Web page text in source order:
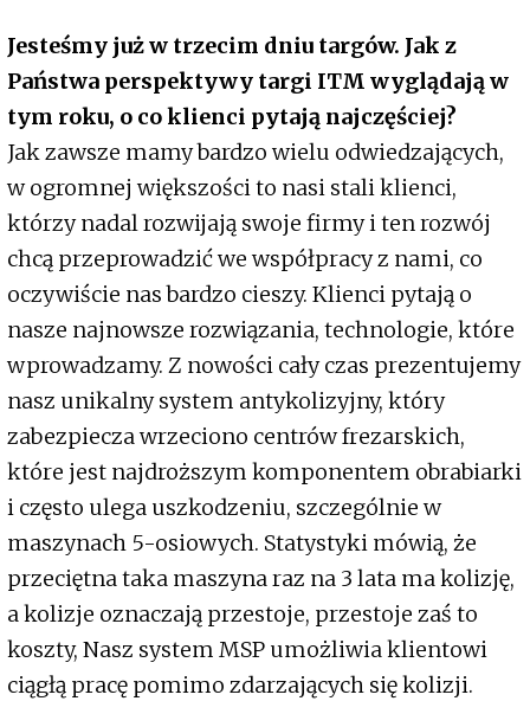
Jesteśmy już w trzecim dniu targów. Jak z
Państwa perspektywy targi ITM wyglądają w
tym roku, o co klienci pytają najczęściej?
Jak zawsze mamy bardzo wielu odwiedzających,
w ogromnej większości to nasi stali klienci,
którzy nadal rozwijają swoje firmy i ten rozwój
chcą przeprowadzić we współpracy z nami, co
oczywiście nas bardzo cieszy. Klienci pytają o
nasze najnowsze rozwiązania, technologie, które
wprowadzamy. Z nowości cały czas prezentujemy
nasz unikalny system antykolizyjny, który
zabezpiecza wrzeciono centrów frezarskich,
które jest najdroższym komponentem obrabiarki
i często ulega uszkodzeniu, szczególnie w
maszynach 5-osiowych. Statystyki mówią, że
przeciętna taka maszyna raz na 3 lata ma kolizję,
a kolizje oznaczają przestoje, przestoje zaś to
koszty, Nasz system MSP umożliwia klientowi
ciągłą pracę pomimo zdarzających się kolizji.